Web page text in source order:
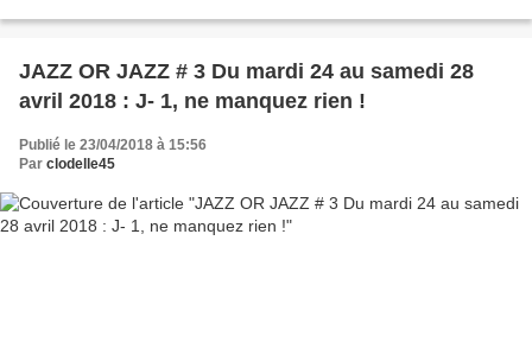
JAZZ OR JAZZ # 3 Du mardi 24 au samedi 28
avril 2018 : J- 1, ne manquez rien !
Publié le 23/04/2018 à 15:56
Par clodelle45